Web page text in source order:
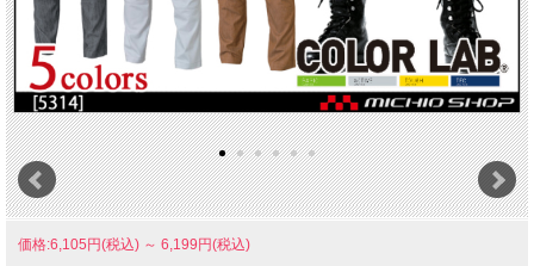
価格:6,105円(税込) ～ 6,199円(税込)